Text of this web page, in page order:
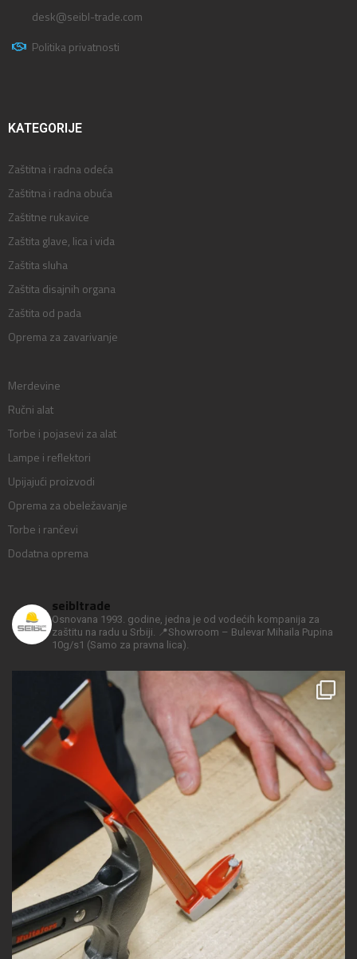
desk@seibl-trade.com
Politika privatnosti
KATEGORIJE
Zaštitna i radna odeća
Zaštitna i radna obuća
Zaštitne rukavice
Zaštita glave, lica i vida
Zaštita sluha
Zaštita disajnih organa
Zaštita od pada
Oprema za zavarivanje
Merdevine
Ručni alat
Torbe i pojasevi za alat
Lampe i reflektori
Upijajući proizvodi
Oprema za obeležavanje
Torbe i rančevi
Dodatna oprema
seibltrade
Osnovana 1993. godine, jedna je od vodećih kompanija za
zaštitu na radu u Srbiji.
📍Showroom – Bulevar Mihaila Pupina
10g/s1 (Samo za pravna lica).